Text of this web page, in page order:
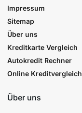
Impressum
Sitemap
Über uns
Kreditkarte Vergleich
Autokredit Rechner
Online Kreditvergleich
Über uns